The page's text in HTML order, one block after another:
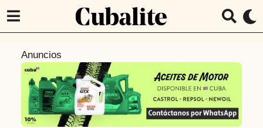
Anuncios